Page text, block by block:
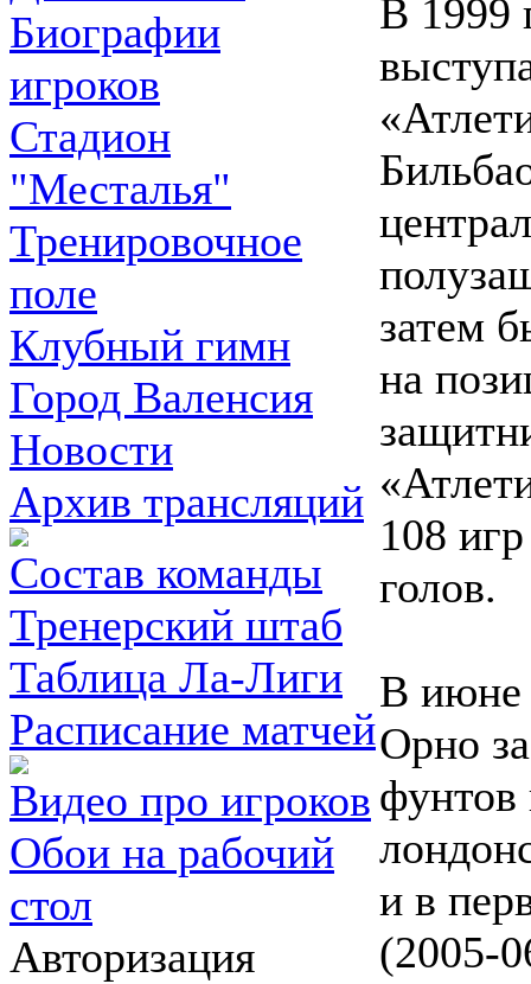
Биографии
игроков
Стадион
"Месталья"
Тренировочное
поле
Клубный гимн
Город Валенсия
Новости
Архив трансляций
Состав команды
Тренерский штаб
Таблица Ла-Лиги
Расписание матчей
Видео про игроков
Обои на рабочий
стол
Авторизация
В 1999
затем
на
108
голов.
В июне
Орно
фунтов
и в
(2005-